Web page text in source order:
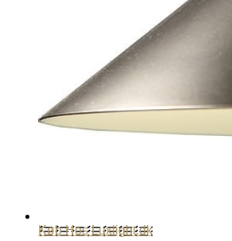
Køb Hos Luxlight.dk